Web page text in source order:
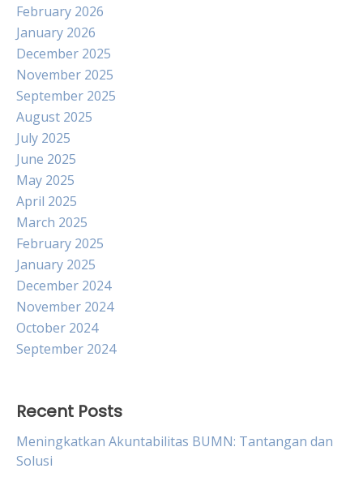
February 2026
January 2026
December 2025
November 2025
September 2025
August 2025
July 2025
June 2025
May 2025
April 2025
March 2025
February 2025
January 2025
December 2024
November 2024
October 2024
September 2024
Recent Posts
Meningkatkan Akuntabilitas BUMN: Tantangan dan
Solusi